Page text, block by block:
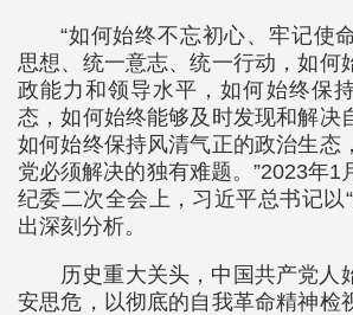
“如何始终不忘初心、牢记使
思想、统一意志、统一行动，如何
政能力和领导水平，如何始终保
态，如何始终能够及时发现和解决
如何始终保持风清气正的政治生态
党必须解决的独有难题。”2023年1
纪委二次全会上，习近平总书记以
出深刻分析。
历史重大关头，中国共产党人
安思危，以彻底的自我革命精神检